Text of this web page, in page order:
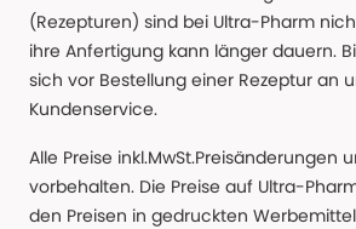
(Rezepturen) sind bei Ultra-Pharm
ihre Anfertigung kann länger dauern.
sich vor Bestellung einer Rezeptur an
Kundenservice.
Alle Preise inkl.MwSt.Preisänderungen
vorbehalten. Die Preise auf Ultra-
den Preisen in gedruckten